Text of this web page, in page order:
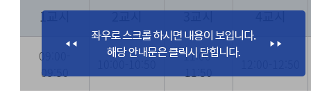
1교시 2교시 3교시 4교시
09:00-
09:50
11:00-
11:50